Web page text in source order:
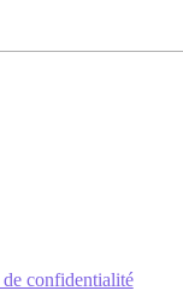
confidentialité